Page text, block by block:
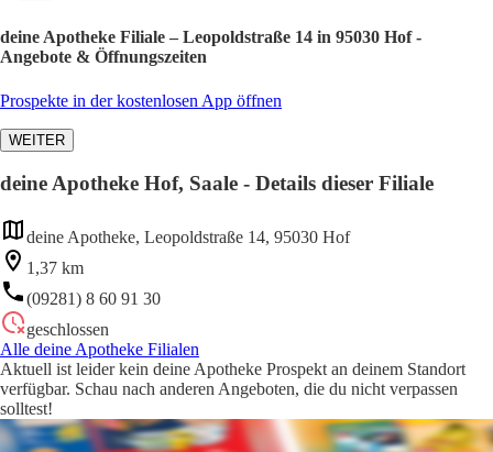
deine Apotheke Filiale – Leopoldstraße 14 in 95030 Hof -
Angebote & Öffnungszeiten
Prospekte in der kostenlosen App öffnen
WEITER
deine Apotheke Hof, Saale - Details dieser Filiale
deine Apotheke, Leopoldstraße 14, 95030 Hof
1,37 km
(09281) 8 60 91 30
geschlossen
Alle deine Apotheke Filialen
Aktuell ist leider kein deine Apotheke Prospekt an deinem Standort
verfügbar. Schau nach anderen Angeboten, die du nicht verpassen
solltest!